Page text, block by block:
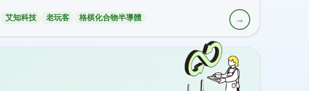
→
艾知科技 老玩客 格棋化合物半導體